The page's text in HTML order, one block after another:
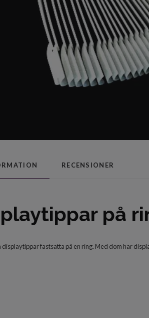
RECENSIONER
på
displaytippar fastsatta på en ring. Med dom här